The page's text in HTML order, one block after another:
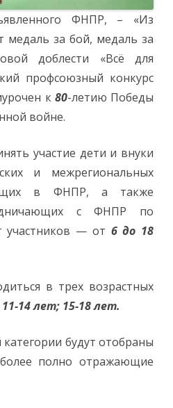
ФНПР, – «Из
медаль за бой, медаль за
доблести «Всё для
профсоюзный конкурс
к 80-летию Победы
войне.
участие дети и внуки
и межрегиональных
в ФНПР, а также
с ФНПР по
участников — от 6 до 18
в трех возрастных
14 лет; 15-18 лет.
будут отобраны
полно отражающие